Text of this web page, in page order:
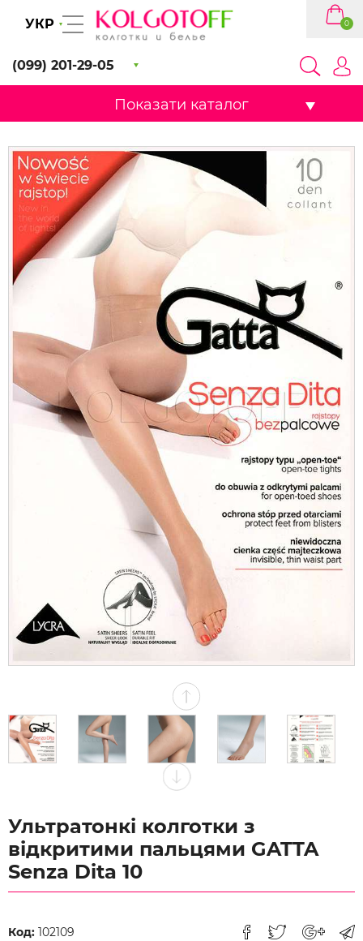
УКР
(099) 201-29-05
0
Показати каталог
Ультратонкі колготки з
відкритими пальцями GATTA
Senza Dita 10
Код: 102109